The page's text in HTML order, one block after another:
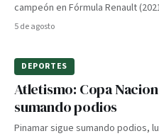
campeón en Fórmula Renault
5 de agosto
DEPORTES
Atletismo: Copa
sumando podios
Pinamar sigue sumando podios,